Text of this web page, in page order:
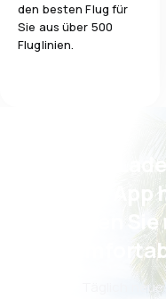
Verpflegung
den besten Flug für
Sie aus über 500
Fluglinien.
Psst!
eSky
reisen
Täglich